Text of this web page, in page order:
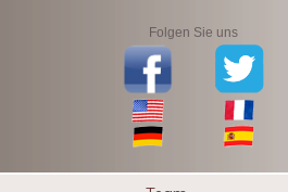
Folgen Sie uns